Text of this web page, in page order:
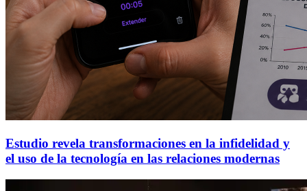
Estudio revela transformaciones en la infidelidad y
el uso de la tecnología en las relaciones modernas